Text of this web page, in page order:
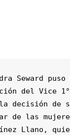
Seward
del Vice
la decisión
de las
Llano,